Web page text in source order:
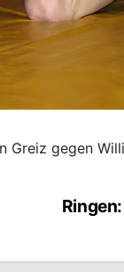
Greiz gegen